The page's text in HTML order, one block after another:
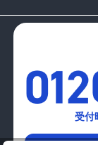
受付